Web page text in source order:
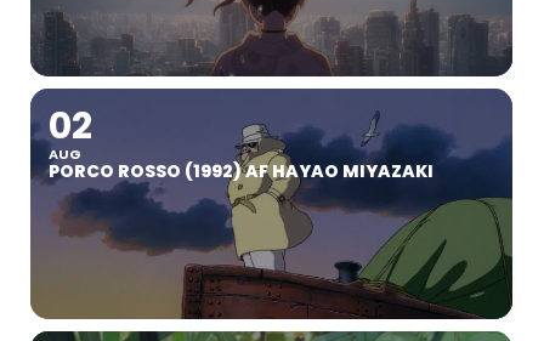
02
AUG
PORCO ROSSO (1992) AF HAYAO MIYAZAKI